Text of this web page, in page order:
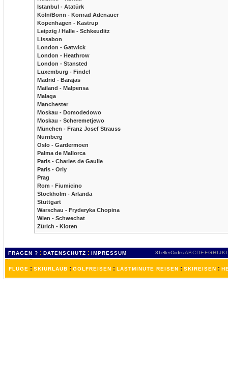
Istanbul - Atatürk
Köln/Bonn - Konrad Adenauer
Kopenhagen - Kastrup
Leipzig / Halle - Schkeuditz
Lissabon
London - Gatwick
London - Heathrow
London - Stansted
Luxemburg - Findel
Madrid - Barajas
Mailand - Malpensa
Malaga
Manchester
Moskau - Domodedowo
Moskau - Scheremetjewo
München - Franz Josef Strauss
Nürnberg
Oslo - Gardermoen
Palma de Mallorca
Paris - Charles de Gaulle
Paris - Orly
Prag
Rom - Fiumicino
Stockholm - Arlanda
Stuttgart
Warschau - Fryderyka Chopina
Wien - Schwechat
Zürich - Kloten
FRAGEN ? : DATENSCHUTZ : IMPRESSUM 3 Letter-Codes ABCDEFGH IJKL
FLÜGE : SKIURLAUB : GOLFREISEN : LASTMINUTE REISEN : SKIREISEN :